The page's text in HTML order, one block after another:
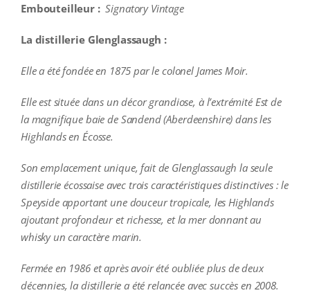
Embouteilleur : Signatory Vintage
La distillerie Glenglassaugh :
Elle a été fondée en 1875 par le colonel James Moir.
Elle est située dans un décor grandiose, à l’extrémité Est de
la magnifique baie de Sandend (Aberdeenshire) dans les
Highlands en Écosse.
Son emplacement unique, fait de Glenglassaugh la seule
distillerie écossaise avec trois caractéristiques distinctives : le
Speyside apportant une douceur tropicale, les Highlands
ajoutant profondeur et richesse, et la mer donnant au
whisky un caractère marin.
Fermée en 1986 et après avoir été oubliée plus de deux
décennies, la distillerie a été relancée avec succès en 2008.